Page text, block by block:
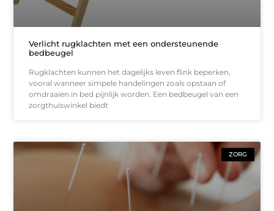
Verlicht rugklachten met een ondersteunende
bedbeugel
Rugklachten kunnen het dagelijks leven flink beperken,
vooral wanneer simpele handelingen zoals opstaan of
omdraaien in bed pijnlijk worden. Een bedbeugel van een
zorgthuiswinkel biedt
ZORG